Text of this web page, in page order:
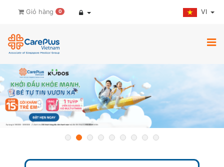
Giỏ hàng 0 VI